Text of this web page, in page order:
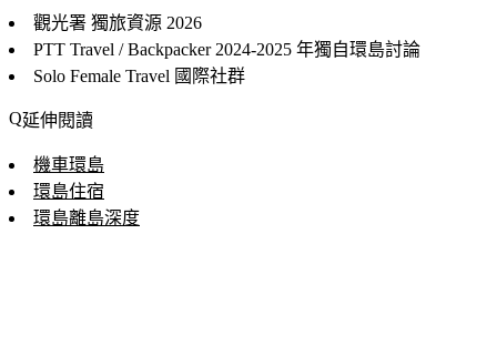
觀光署 獨旅資源 2026
PTT Travel / Backpacker2024-2025 年獨自環島討論
Solo Female Travel 國際社群
延伸閱讀
機車環島
環島住宿
環島離島深度